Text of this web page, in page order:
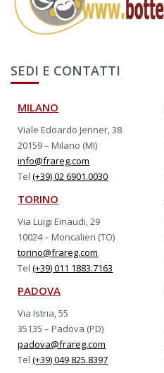
SEDI E CONTATTI
MILANO
Viale Edoardo Jenner, 38
20159 – Milano (MI)
info@frareg.com
Tel(+39) 02 6901.0030
TORINO
Via Luigi Einaudi, 29
10024 – Moncalieri (TO)
torino@frareg.com
Tel(+39) 011 1883.7163
PADOVA
Via Istria, 55
35135 – Padova (PD)
padova@frareg.com
Tel(+39) 049 825.8397